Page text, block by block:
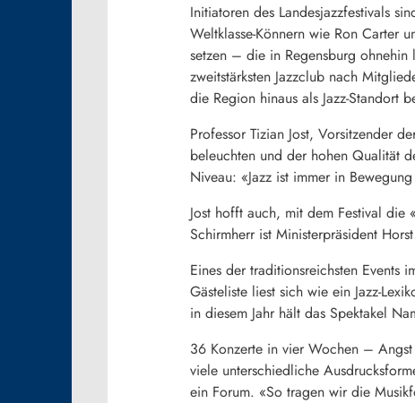
Initiatoren des Landesjazzfestivals
Weltklasse-Könnern wie Ron Carter
setzen – die in Regensburg
zweitstärksten Jazzclub nach
die Region hinaus als Jazz-Standort
Professor Tizian Jost, Vorsitzender
beleuchten und der hohen Qualität
Niveau: «Jazz ist immer in
Jost hofft auch, mit dem Festival die
Schirmherr ist Ministerpräsident
Eines der traditionsreichsten Events
Gästeliste liest sich wie ein Jazz-
in diesem Jahr hält das Spektakel
36 Konzerte in vier Wochen –
viele unterschiedliche
ein Forum. «So tragen wir die